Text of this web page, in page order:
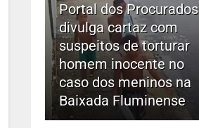
Portal dos Procurados
divulga cartaz com
suspeitos de torturar
homem inocente no
caso dos meninos na
Baixada Fluminense